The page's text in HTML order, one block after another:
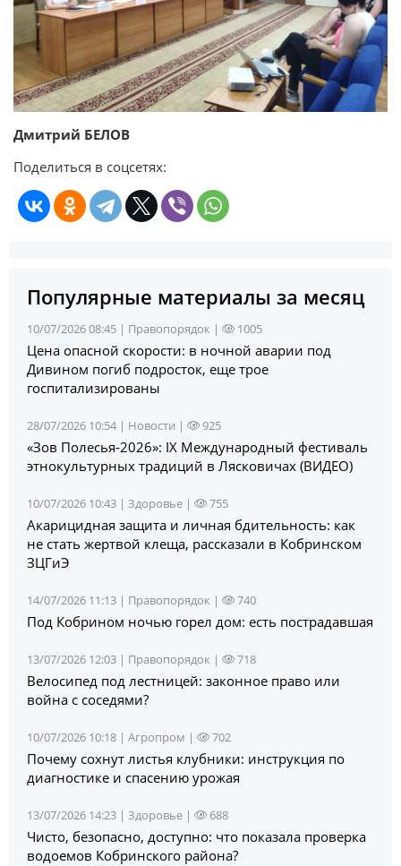
Дмитрий БЕЛОВ
Поделиться в соцсетях:
Популярные материалы за месяц
10/07/2026 08:45 | Правопорядок | 1005
Цена опасной скорости: в ночной аварии под
Дивином погиб подросток, еще трое
госпитализированы
28/07/2026 10:54 | Новости | 925
«Зов Полесья‑2026»: IX Международный фестиваль
этнокультурных традиций в Лясковичах (ВИДЕО)
10/07/2026 10:43 | Здоровье | 755
Акарицидная защита и личная бдительность: как
не стать жертвой клеща, рассказали в Кобринском
ЗЦГиЭ
14/07/2026 11:13 | Правопорядок | 740
Под Кобрином ночью горел дом: есть пострадавшая
13/07/2026 12:03 | Правопорядок | 718
Велосипед под лестницей: законное право или
война с соседями?
10/07/2026 10:18 | Агропром | 702
Почему сохнут листья клубники: инструкция по
диагностике и спасению урожая
13/07/2026 14:23 | Здоровье | 688
Чисто, безопасно, доступно: что показала проверка
водоемов Кобринского района?